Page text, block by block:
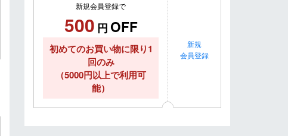
新規会員登録で
500 円 OFF
初めてのお買い物に限り1
回のみ
（5000円以上で利用可
能）
新規
会員登録